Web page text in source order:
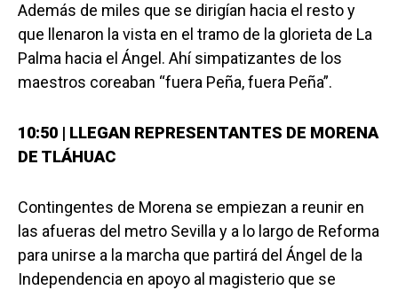
Además de miles que se dirigían hacia el resto y
que llenaron la vista en el tramo de la glorieta de La
Palma hacia el Ángel. Ahí simpatizantes de los
maestros coreaban “fuera Peña, fuera Peña”.
10:50 | LLEGAN REPRESENTANTES DE MORENA
DE TLÁHUAC
Contingentes de Morena se empiezan a reunir en
las afueras del metro Sevilla y a lo largo de Reforma
para unirse a la marcha que partirá del Ángel de la
Independencia en apoyo al magisterio que se